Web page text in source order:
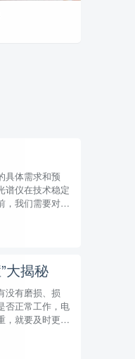
具体需求和预
谱仪在技术稳定
，我们需要对不
大揭秘
没有磨损、损
否正常工作，电
，就要及时更换